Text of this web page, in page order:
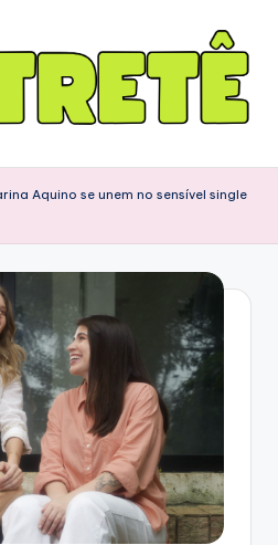
Aquino se unem no sensível single